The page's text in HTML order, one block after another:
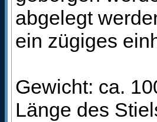
abgelegt
ein zügiges
Gewicht: ca.
Länge des